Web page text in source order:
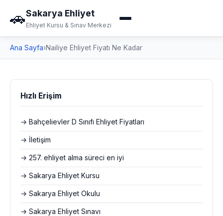
🚗Sakarya Ehliyet
Ehliyet Kursu & Sınav Merkezi
Ana Sayfa›Nailiye Ehliyet Fiyatı Ne Kadar
Hızlı Erişim
→ Bahçelievler D Sınıfı Ehliyet Fiyatları
→ İletişim
→ 257. ehliyet alma süreci en iyi
→ Sakarya Ehliyet Kursu
→ Sakarya Ehliyet Okulu
→ Sakarya Ehliyet Sınavı